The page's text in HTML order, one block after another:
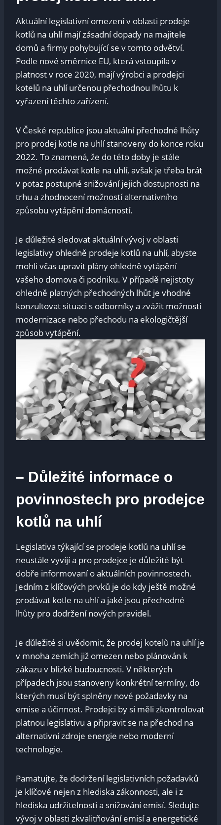
Aktuální⁣ legislativní‌ omezení‍ v ​oblasti prodeje
kotlů na uhlí ‌mají ⁣zásadní⁣ dopady na majitele
‌domů a firmy pohybující se v‍ tomto odvětví.
Podle nové směrnice ‍EU, která ⁢vstoupila⁢ v
platnost v‌ roce 2020, mají výrobci a prodejci
kotelů na uhlí určenou přechodnou lhůtu k
‌vyřazení těchto zařízení.
V České republice jsou aktuální přechodné lhůty
pro prodej ⁣kotle na uhlí ⁣stanoveny​ do konce roku
2022. To⁣ znamená, že ⁢do⁣ této doby je stále
‍možné prodávat kotle na uhlí, avšak je ​třeba brát
v potaz‌ postupné snižování⁤ jejich dostupnosti na
⁢trhu a zhodnocení možností alternativního
způsobu vytápění domácností.
Je důležité ‌sledovat aktuální vývoj v ​oblasti
legislativy ohledně prodeje kotlů na uhlí, ⁣abyste
mohli včas upravit‍ plány ohledně​ vytápění⁤
vašeho‍ domova či podniku. ⁢V případě ‌nejistoty
ohledně platných přechodných lhůt je vhodné
konzultovat ⁣situaci s ‍odborníky a zvážit možnosti
modernizace⁢ nebo přechodu‌ na ekologičtější‍
způsob ​vytápění.
– Důležité informace⁤ o
povinnostech pro prodejce
kotlů‌ na uhlí
Legislativa týkající se prodeje kotlů ‍na uhlí se⁣
neustále vyvíjí a pro ‌prodejce je ​důležité být
dobře informovaní ​o aktuálních povinnostech.⁣
Jedním z klíčových ⁣prvků je do kdy ještě možné
prodávat ​kotle na‍ uhlí a jaké ⁢jsou přechodné
lhůty pro dodržení ⁣nových pravidel.
Je důležité‌ si‌ uvědomit, ‌že prodej kotelů na uhlí je
⁣v‍ mnoha⁤ zemích již omezen nebo plánován k
zákazu⁣ v‍ blízké budoucnosti.​ V některých
případech jsou stanoveny konkrétní‌ termíny,⁢ do
kterých‌ musí být splněny nové požadavky na
emise ​a​ účinnost.​ Prodejci ​by si měli zkontrolovat
⁤platnou legislativu a připravit se na přechod na
alternativní ‍zdroje⁣ energie nebo⁢ moderní
technologie.
Pamatujte, ⁣že‌ dodržení legislativních požadavků
je klíčové nejen z hlediska zákonnosti, ale i z
hlediska udržitelnosti a snižování emisí. ‍Sledujte
vývoj v oblasti zkvalitňování emisí a energetické